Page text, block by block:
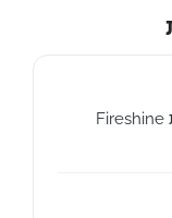
המשחק שוחרר ב-Nov 25, 2025 מבית Fireshine